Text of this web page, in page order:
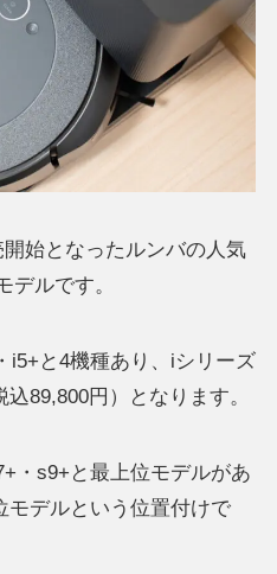
始となったルンバの人気
デルです。
i5+と4機種あり、iシリーズ
89,800円）となります。
・s9+と最上位モデルがあ
モデルという位置付けで